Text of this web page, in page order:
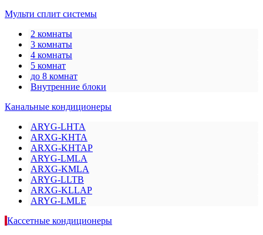
Мульти сплит системы
2 комнаты
3 комнаты
4 комнаты
5 комнат
до 8 комнат
Внутренние блоки
Канальные кондиционеры
ARYG-LHTA
ARXG-KHTA
ARXG-KHTAP
ARYG-LMLA
ARXG-KMLA
ARYG-LLTB
ARXG-KLLAP
ARYG-LMLE
Кассетные кондиционеры